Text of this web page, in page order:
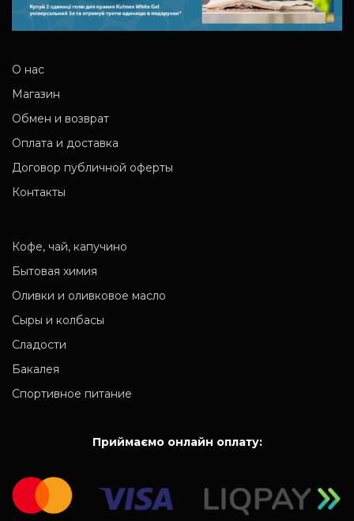
О нас
Магазин
Обмен и возврат
Оплата и доставка
Договор публичной оферты
Контакты
Кофе, чай, капучино
Бытовая химия
Оливки и оливковое масло
Сыры и колбасы
Сладости
Бакалея
Спортивное питание
Приймаємо онлайн оплату: